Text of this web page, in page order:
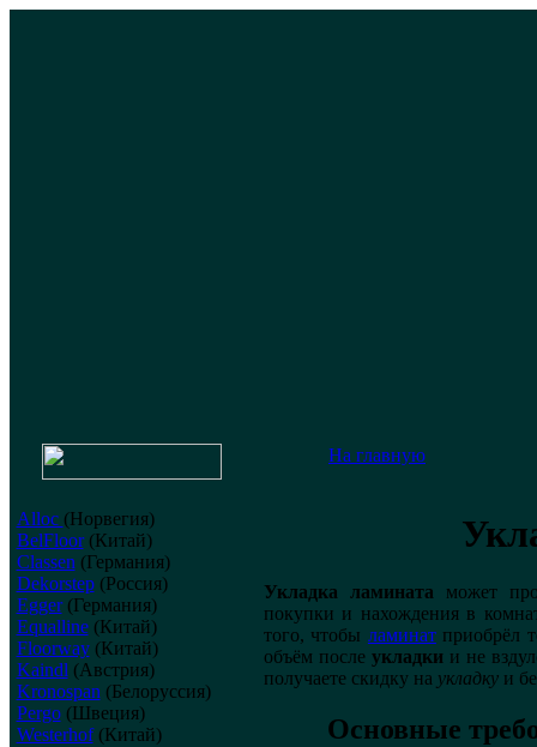
Alloc (Норвегия)
BelFloor(Китай)
Classen(Германия)
Dekorstep(Россия)
Egger(Германия)
Equalline(Китай)
Floorway(Китай)
Kaindl(Австрия)
Kronospan(Белоруссия)
Pergo(Швеция)
Westerhof(Китай)
На главную
Укладка ламината может
покупки и нахождения в
того, чтобы ламинатприобрёл
объём после укладки и не
получаете скидку на укладку и
Основные